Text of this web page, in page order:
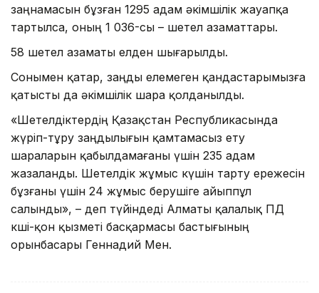
заңнамасын бұзған 1295 адам әкімшілік жауапқа
тартылса, оның 1 036-сы – шетел азаматтары.
58 шетел азаматы елден шығарылды.
Сонымен қатар, заңды елемеген қандастарымызға
қатысты да әкімшілік шара қолданылды.
«Шетелдіктердің Қазақстан Республикасында
жүріп-тұру заңдылығын қамтамасыз ету
шараларын қабылдамағаны үшін 235 адам
жазаланды. Шетелдік жұмыс күшін тарту ережесін
бұзғаны үшін 24 жұмыс берушіге айыппұл
салынды», – деп түйіндеді Алматы қалалық ПД
көші-қон қызметі басқармасы бастығының
орынбасары Геннадий Мен.